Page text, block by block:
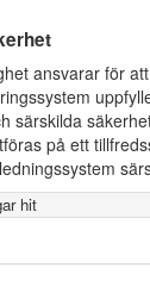
ansvarar för
särskilda
på ett
hit